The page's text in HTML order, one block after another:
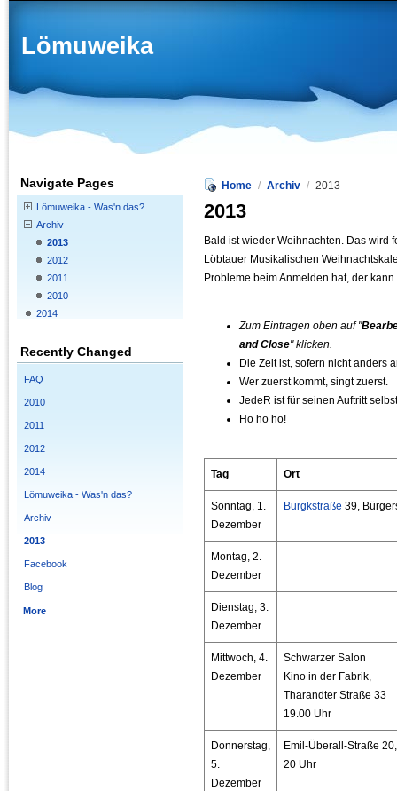
Lömuweika
Navigate Pages
Lömuweika - Was'n das?
Archiv
2013
2012
2011
2010
2014
Recently Changed
FAQ
2010
2011
2012
2014
Lömuweika - Was'n das?
Archiv
2013
Facebook
Blog
More
Home / Archiv / 2013
2013
Bald ist wieder Weihnachten. Das wird
Löbtauer Musikalischen
Probleme beim Anmelden hat, der
Zum Eintragen oben auf "
and Close" klicken.
Die Zeit ist, sofern nicht anders
Wer zuerst kommt, singt zuerst.
JedeR ist für seinen Auftritt
Ho ho ho!
Tag Ort
Sonntag, 1.
Dezember
Burgkstraße 39,
Montag, 2.
Dezember
Dienstag, 3.
Dezember
Mittwoch, 4.
Dezember
Schwarzer Salon
Kino in der Fabrik,
Tharandter Straße 33
19.00 Uhr
Donnerstag,
5.
Dezember
Emil-Überall-Straße
20 Uhr